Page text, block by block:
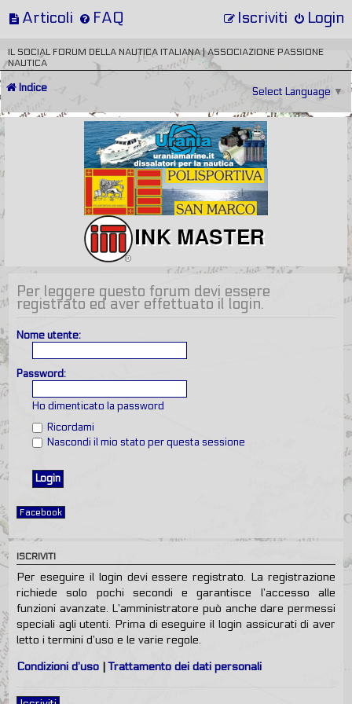
Articoli FAQ Login
Iscriviti
IL SOCIAL FORUM DELLA NAUTICA ITALIANA | ASSOCIAZIONE PASSIONE
NAUTICA
Indice Select Language ▼
Per leggere questo forum devi essere
registrato ed aver effettuato il login.
Nome utente:
Password:
Ho dimenticato la password
Ricordami
Nascondi il mio stato per questa sessione
Facebook
ISCRIVITI
Per eseguire il login devi essere registrato. La registrazione
richiede solo pochi secondi e garantisce l’accesso alle
funzioni avanzate. L’amministratore può anche dare permessi
speciali agli utenti. Prima di eseguire il login assicurati di aver
letto i termini d’uso e le varie regole.
Condizioni d’uso |Trattamento dei dati personali